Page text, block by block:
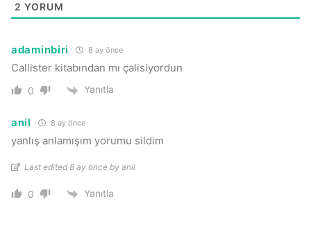
2 YORUM
adaminbiri 8 ay önce
Callister kitabından mı çalisiyordun
0 Yanıtla
anil 8 ay önce
yanlış anlamışım yorumu sildim
Last edited 8 ay önce by anil
0 Yanıtla